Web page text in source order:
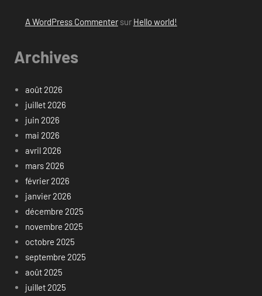
A WordPress Commentersur Hello world!
Archives
août 2026
juillet 2026
juin 2026
mai 2026
avril 2026
mars 2026
février 2026
janvier 2026
décembre 2025
novembre 2025
octobre 2025
septembre 2025
août 2025
juillet 2025